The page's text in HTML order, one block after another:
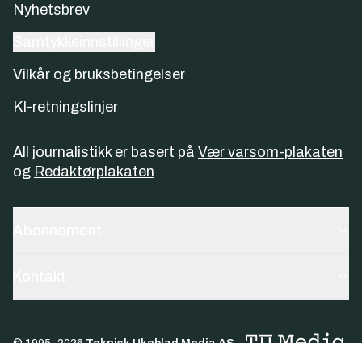
Nyhetsbrev
Vilkår og bruksbetingelser
KI-retningslinjer
All journalistikk er basert på Vær varsom-plakaten
og Redaktørplakaten